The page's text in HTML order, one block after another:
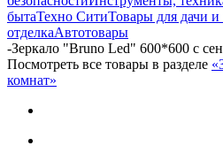
бытаТехно СитиТовары для дачи и
отделкаАвтотовары
-Зеркало "Bruno Led" 600*600 с
Посмотреть все товары в разделе
комнат»